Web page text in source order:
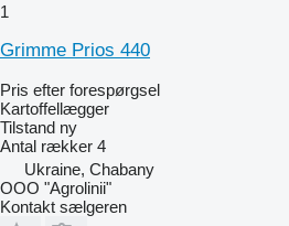
1
Grimme Prios 440
Pris efter forespørgsel
Kartoffellægger
Tilstand ny
Antal rækker 4
Ukraine, Chabany
OOO "Agrolinii"
Kontakt sælgeren